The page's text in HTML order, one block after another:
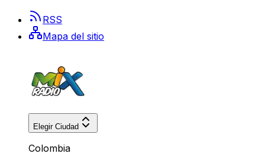
RSS
Mapa del sitio
Elegir Ciudad
Colombia